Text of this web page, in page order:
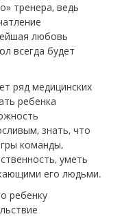
тренера, ведь
любовь
всегда будет
ряд медицинских
ребенка
знать, что
команды,
уметь
его людьми.
ребенку